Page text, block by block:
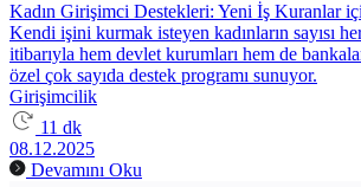
Kadın Girişimci Destekleri: Yeni İş Kuranlar
Kendi işini kurmak isteyen kadınların sayısı
itibarıyla hem devlet kurumları hem de
özel çok sayıda destek programı sunuyor.
Girişimcilik
11 dk
08.12.2025
Devamını Oku